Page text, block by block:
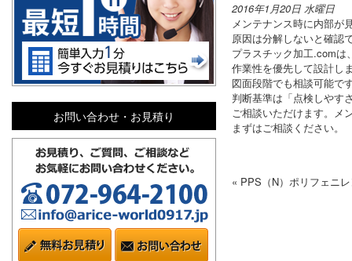
2016年1月20日 水曜日
メンテナンス時に内部が
原因は分解しないと確認
プラスチック加工.comは
作業性を優先して設計し
図面段階でも相談可能で
判断基準は「点検しやす
ご相談いただけます。メ
まずはご相談ください。
« PPS（N）ポリフェニ
お問い合わせ・お見積り